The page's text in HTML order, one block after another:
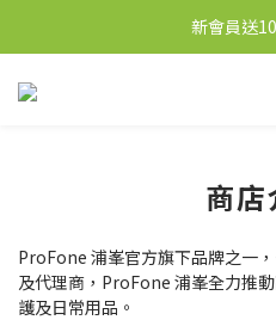
新會員送
新會員送
任何購物即送秋
新會員送
商店
ProFone 浦峯官方旗下品牌之一
及代理商，ProFone 浦峯全力推
護及日常用品。